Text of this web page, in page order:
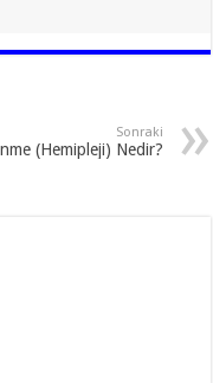
Sonraki
(Hemipleji) Nedir?